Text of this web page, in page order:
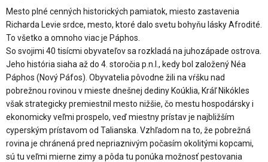
Mesto plné cenných historických pamiatok, miesto zastavenia
Richarda Levie srdce, mesto, ktoré dalo svetu bohyňu lásky Afrodité.
To všetko a omnoho viac je Páphos.
So svojimi 40 tisícmi obyvateľov sa rozkladá na juhozápade ostrova.
Jeho história siaha až do 4. storočia p.n.l., kedy bol založený Néa
Páphos (Nový Páfos). Obyvatelia pôvodne žili na vŕšku nad
pobrežnou rovinou v mieste dnešnej dediny Koúklia, Kráľ Nikókles
však strategicky premiestnil mesto nižšie, čo mestu hospodársky i
ekonomicky veľmi prospelo, veď miestny prístav je najbližším
cyperským prístavom od Talianska. Vzhľadom na to, že pobrežná
rovina je chránená pred nepriaznivým počasím okolitými kopcami,
sú tu veľmi mierne zimy a pôda tu ponúka možnosť pestovania